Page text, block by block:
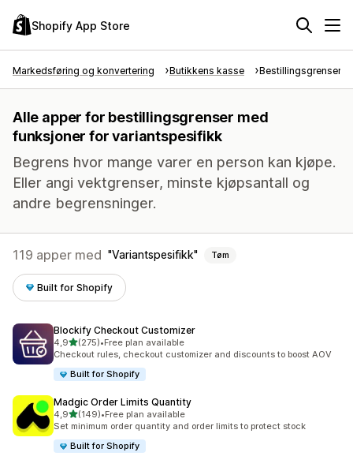
Shopify App Store
Markedsføring og konvertering Butikkens kasse Bestillingsgrenser
Alle apper for bestillingsgrenser med
funksjoner for variantspesifikk
Begrens hvor mange varer en person kan kjøpe.
Eller angi vektgrenser, minste kjøpsantall og
andre begrensninger.
119 apper med Variantspesifikk Tøm
Built for Shopify
Blockify Checkout Customizer
4,9av 5 stjerner
(275)
Totalt 275 omtaler
•Free plan available
Checkout rules, checkout customizer and discounts to boost AOV
Built for Shopify
Madgic Order Limits Quantity
4,9av 5 stjerner
(149)
Totalt 149 omtaler
•Free plan available
Set minimum order quantity and order limits to protect stock
Built for Shopify